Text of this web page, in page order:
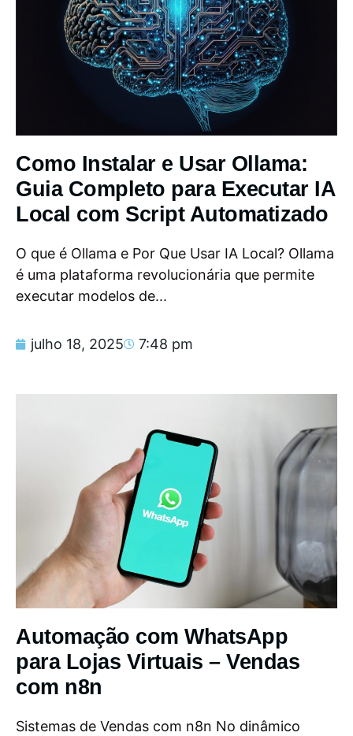
Como Instalar e Usar Ollama:
Guia Completo para Executar IA
Local com Script Automatizado
O que é Ollama e Por Que Usar IA Local? Ollama
é uma plataforma revolucionária que permite
executar modelos de...
julho 18, 2025 7:48 pm
Automação com WhatsApp
para Lojas Virtuais – Vendas
com n8n
Sistemas de Vendas com n8n No dinâmico